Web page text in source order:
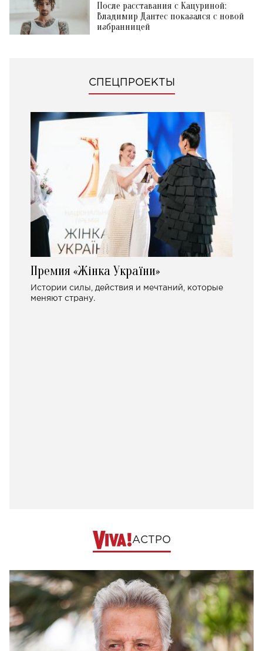
После расставания с Кацуриной:
Владимир Дантес показался с новой
избранницей
СПЕЦПРОЕКТЫ
Премия «Жінка України»
Истории силы, действия и мечтаний, которые
меняют страну.
АСТРО